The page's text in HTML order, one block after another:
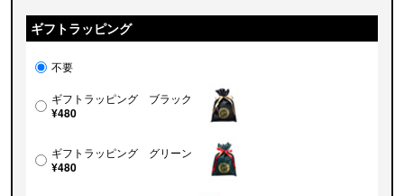
ギフトラッピング
不要
ギフトラッピング ブラック
¥480
ギフトラッピング グリーン
¥480